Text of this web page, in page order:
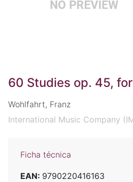
60 Studies op. 45,
Wohlfahrt, Franz
International Music Company
Ficha técnica
EAN: 9790220416163